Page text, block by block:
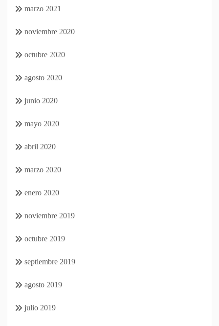
marzo 2021
noviembre 2020
octubre 2020
agosto 2020
junio 2020
mayo 2020
abril 2020
marzo 2020
enero 2020
noviembre 2019
octubre 2019
septiembre 2019
agosto 2019
julio 2019